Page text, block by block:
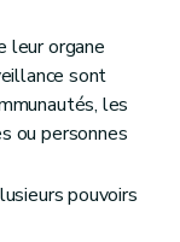
leur organe
sont
les
ou personnes
pouvoirs